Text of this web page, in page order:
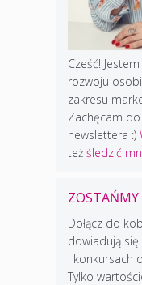
Cześć!
rozwoju
zakresu
Zachęcam
newslettera :)
też śledzić
Dołącz do
dowiadują
i konkursach
Tylko